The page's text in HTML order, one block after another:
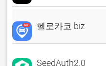
헬로카코 biz
SeedAuth2.0